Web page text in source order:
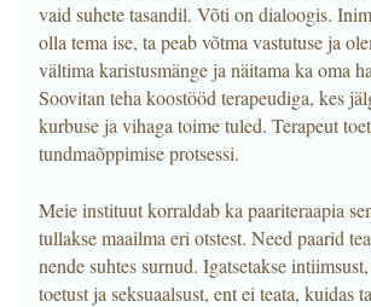
vaid suhete tasandil. Võti on dialoogis.
olla tema ise, ta peab võtma vastutuse ja
vältima karistusmänge ja näitama ka oma
Soovitan teha koostööd terapeudiga, kes
kurbuse ja vihaga toime tuled. Terapeut
tundmaõppimise protsessi.
Meie instituut korraldab ka paariteraapia
tullakse maailma eri otstest. Need paarid
nende suhtes surnud. Igatsetakse
toetust ja seksuaalsust, ent ei teata, kuidas